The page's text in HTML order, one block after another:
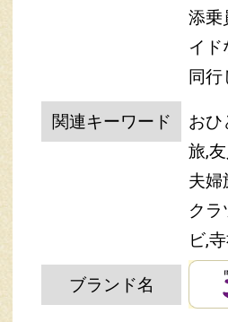
添乗
イド
同行
関連キーワード
おひ
旅,
夫婦
クラ
ビ,
ブランド名